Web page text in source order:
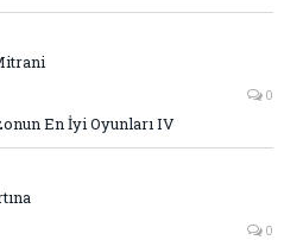
0
En İyi Oyunları IV
0